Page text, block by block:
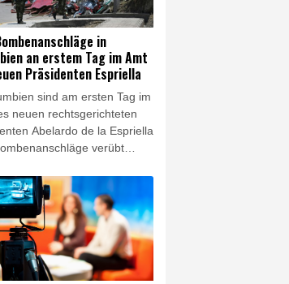
Teheran und Washington.
des Nationalen
Mohammad Bagher
legte eine ganze Liste an
für ein Ende der
der strategisch wichtigen
vor.
in
an erstem Tag im Amt
Präsidenten Espriella
sind am ersten Tag im
neuen rechtsgerichteten
Abelardo de la Espriella
verübt
Teilen des Landes
am Samstag mindestens ein
getötet, wie die Armee
Weitere Menschen seien
worden.